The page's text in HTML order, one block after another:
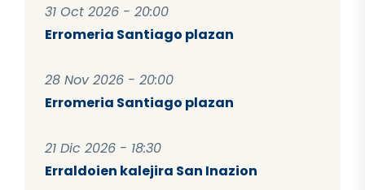
31 Oct 2026 - 20:00
Erromeria Santiago plazan
28 Nov 2026 - 20:00
Erromeria Santiago plazan
21 Dic 2026 - 18:30
Erraldoien kalejira San Inazion